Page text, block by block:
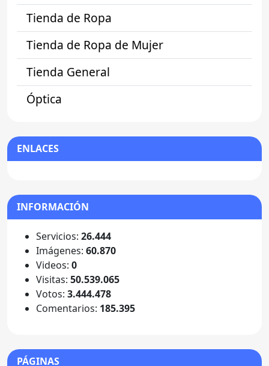
Tienda de Ropa
Tienda de Ropa de Mujer
Tienda General
Óptica
ENLACES
INFORMACIÓN
Servicios: 26.444
Imágenes: 60.870
Videos: 0
Visitas: 50.539.065
Votos: 3.444.478
Comentarios: 185.395
PÁGINAS